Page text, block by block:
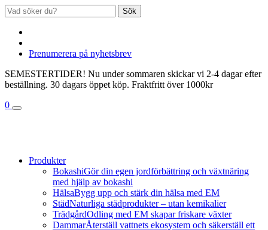
Sök
Prenumerera på nyhetsbrev
SEMESTERTIDER! Nu under sommaren skickar vi 2-4 dagar efter
beställning. 30 dagars öppet köp. Fraktfritt över 1000kr
0
Produkter
BokashiGör din egen jordförbättring och växtnäring
med hjälp av bokashi
HälsaBygg upp och stärk din hälsa med EM
StädNaturliga städprodukter – utan kemikalier
TrädgårdOdling med EM skapar friskare växter
DammarÅterställ vattnets ekosystem och säkerställ ett